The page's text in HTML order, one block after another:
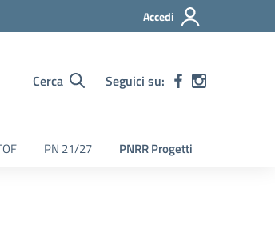
Accedi
Cerca Seguici su:
PN 21/27 PNRR Progetti